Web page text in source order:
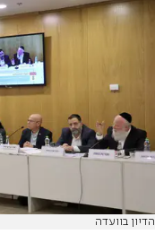
הדיון בוועדה